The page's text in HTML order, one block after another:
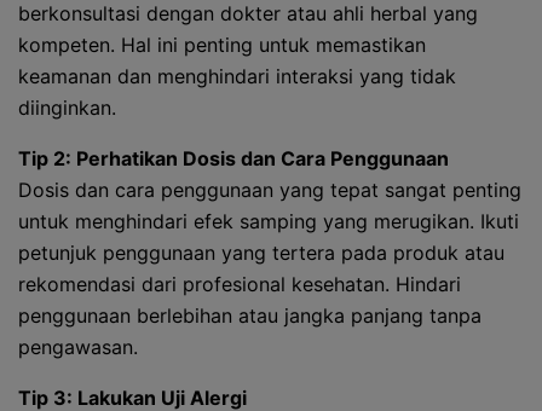
berkonsultasi dengan dokter atau ahli herbal yang
kompeten. Hal ini penting untuk memastikan
keamanan dan menghindari interaksi yang tidak
diinginkan.
Tip 2: Perhatikan Dosis dan Cara Penggunaan
Dosis dan cara penggunaan yang tepat sangat penting
untuk menghindari efek samping yang merugikan. Ikuti
petunjuk penggunaan yang tertera pada produk atau
rekomendasi dari profesional kesehatan. Hindari
penggunaan berlebihan atau jangka panjang tanpa
pengawasan.
Tip 3: Lakukan Uji Alergi